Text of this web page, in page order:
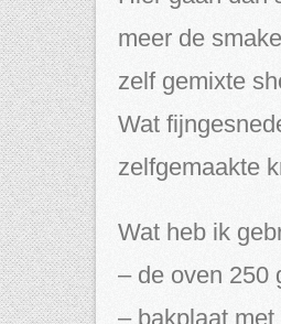
meer de
zelf gemixte
Wat
zelfgemaakte
Wat heb ik
– de oven 250
– bakplaat